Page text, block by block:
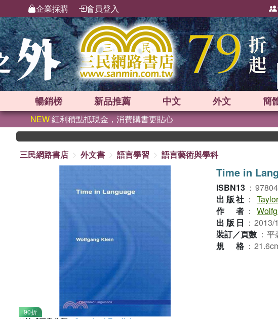
企業採購 會員登入
暢銷榜 新品推薦 中文 外文 簡
NEW紅利積點抵現金，消費購書更貼心
三民網路書店
外文書 語言學習 語言藝術與學科
90折
Time in
ISBN13 ：
出版社 ：
作者 ：
出版日 ： 2013/
裝訂／頁數 ： 平
規格 ：